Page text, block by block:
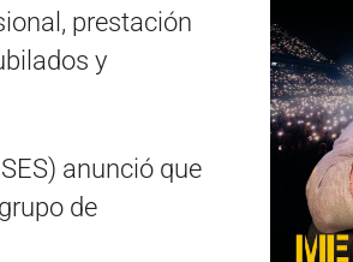
prestación
y
anunció que
de